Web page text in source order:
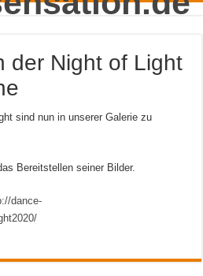
der Night of Light
sind nun in unserer Galerie zu
Bereitstellen seiner Bilder.
dance-